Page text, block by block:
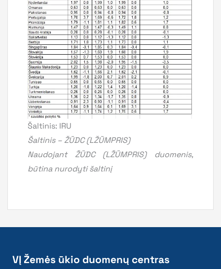
Šaltinis: IRU
Šaltinis – ŽŪDC (LŽŪMPRIS)
Naudojant ŽŪDC (LŽŪMPRIS) duomenis,
būtina nurodyti šaltinį
VĮ Žemės ūkio duomenų centras